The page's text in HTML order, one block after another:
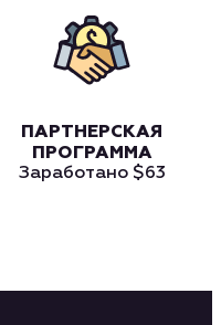
ПАРТНЕРСКАЯ
ПРОГРАММА
Заработано $63